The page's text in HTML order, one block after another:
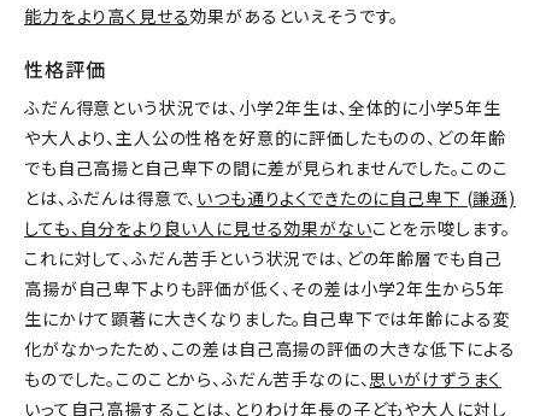
能力をより高く見せる効果があるといえそうです。
性格評価
ふだん得意という状況では、小学2年生は、全体的に小学5年生
や大人より、主人公の性格を好意的に評価したものの、どの年齢
でも自己高揚と自己卑下の間に差が見られませんでした。このこ
とは、ふだんは得意で、 いつも通りよくできたのに自己卑下 (謙遜)
しても、自分をより良い人に見せる効果がないことを示唆します。
これに対して、ふだん苦手という状況では、どの年齢層でも自己
高揚が自己卑下よりも評価が低く、その差は小学2年生から5年
生にかけて顕著に大きくなりました。自己卑下では年齢による変
化がなかったため、この差は自己高揚の評価の大きな低下による
ものでした。このことから、ふだん苦手なのに、思いがけずうまく
いって自己高揚することは、とりわけ年長の子どもや大人に対し